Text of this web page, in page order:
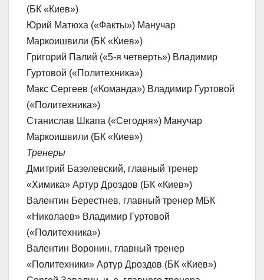
(БК «Киев»)
Юрий Матюха («Факты») Манучар
Маркоишвили (БК «Киев»)
Григорий Палий («5-я четверть») Владимир
Гуртовой («Политехника»)
Макс Сергеев («Команда») Владимир Гуртовой
(«Политехника»)
Станислав Шкапа («Сегодня») Манучар
Маркоишвили (БК «Киев»)
Тренеры
Дмитрий Базелевский, главный тренер
«Химика» Артур Дроздов (БК «Киев»)
Валентин Берестнев, главный тренер МБК
«Николаев» Владимир Гуртовой
(«Политехника»)
Валентин Воронин, главный тренер
«Политехники» Артур Дроздов (БК «Киев»)